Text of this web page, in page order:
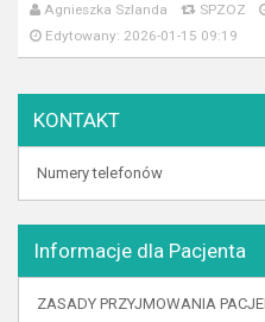
Agnieszka Szlanda SPZOZ
Edytowany: 2026-01-15 09:19
KONTAKT
Numery telefonów
Informacje dla Pacjenta
ZASADY PRZYJMOWANIA